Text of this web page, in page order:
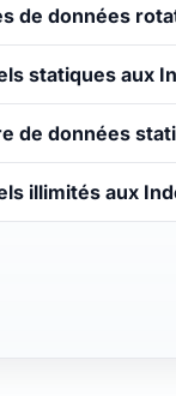
de données
statiques aux
de données
illimités aux